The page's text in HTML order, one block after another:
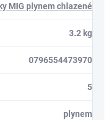
MIG plynem chlazené
3.2 kg
0796554473970
5
plynem